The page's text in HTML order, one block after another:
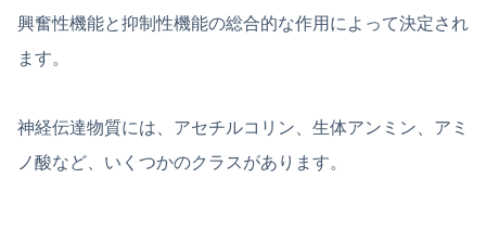
興奮性機能と抑制性機能の総合的な作用によって決定され
ます。
神経伝達物質には、アセチルコリン、生体アンミン、アミ
ノ酸など、いくつかのクラスがあります。